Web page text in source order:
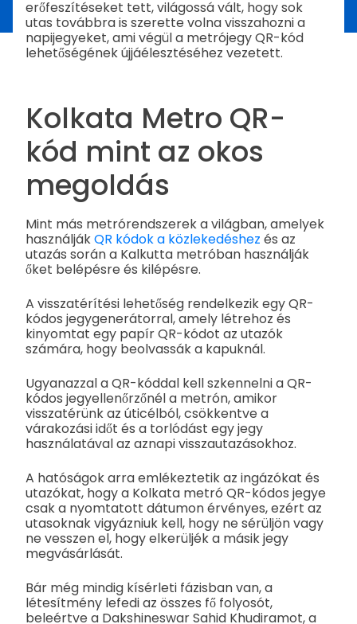
erőfeszítéseket tett, világossá vált, hogy sok
utas továbbra is szerette volna visszahozni a
napijegyeket, ami végül a metrójegy QR-kód
lehetőségének újjáélesztéséhez vezetett.
Kolkata Metro QR-
kód mint az okos
megoldás
Mint más metrórendszerek a világban, amelyek
használjákQR kódok a közlekedéshez és az
utazás során a Kalkutta metróban használják
őket belépésre és kilépésre.
A visszatérítési lehetőség rendelkezik egy QR-
kódos jegygenerátorral, amely létrehoz és
kinyomtat egy papír QR-kódot az utazók
számára, hogy beolvassák a kapuknál.
Ugyanazzal a QR-kóddal kell szkennelni a QR-
kódos jegyellenőrzőnél a metrón, amikor
visszatérünk az úticélból, csökkentve a
várakozási időt és a torlódást egy jegy
használatával az aznapi visszautazásokhoz.
A hatóságok arra emlékeztetik az ingázókat és
utazókat, hogy a Kolkata metró QR-kódos jegye
csak a nyomtatott dátumon érvényes, ezért az
utasoknak vigyázniuk kell, hogy ne sérüljön vagy
ne vesszen el, hogy elkerüljék a másik jegy
megvásárlását.
Bár még mindig kísérleti fázisban van, a
létesítmény lefedi az összes fő folyosót,
beleértve a Dakshineswar Sahid Khudiramot, a